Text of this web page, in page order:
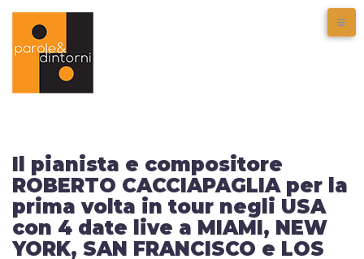
Il pianista e compositore
ROBERTO CACCIAPAGLIA per la
prima volta in tour negli USA
con 4 date live a MIAMI, NEW
YORK, SAN FRANCISCO e LOS